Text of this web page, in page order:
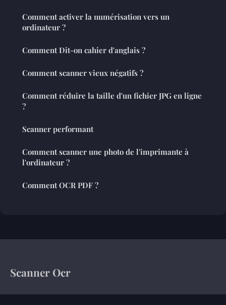
Comment activer la numérisation vers un
ordinateur ?
Comment Dit-on cahier d'anglais ?
Comment scanner vieux négatifs ?
Comment réduire la taille d'un fichier JPG en ligne
?
Scanner performant
Comment scanner une photo de l'imprimante à
l'ordinateur ?
Comment OCR PDF ?
Scanner Ocr